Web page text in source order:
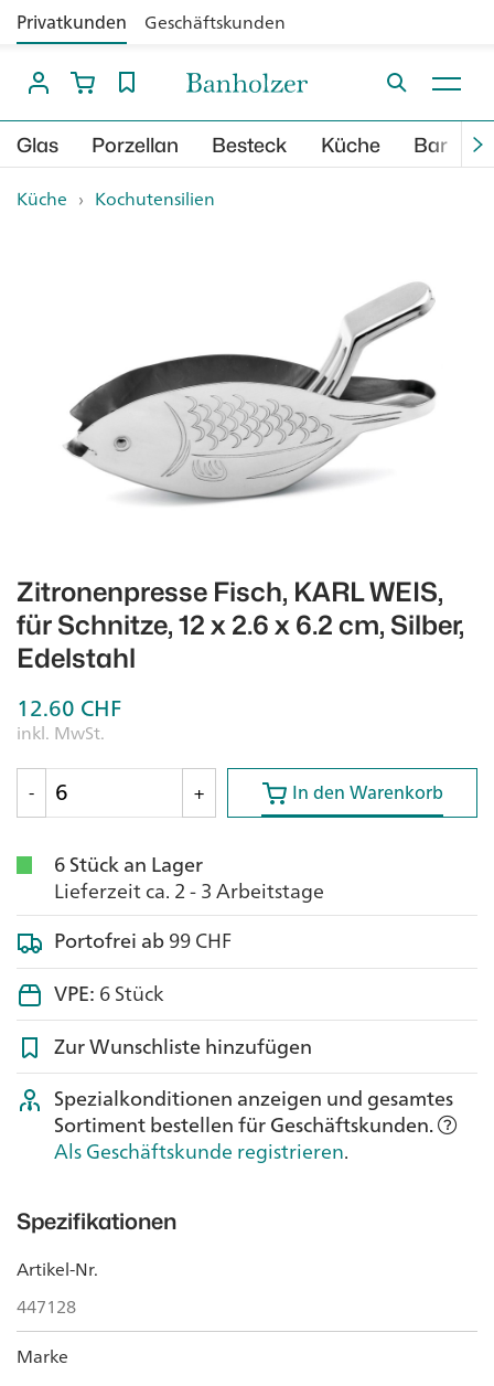
Privatkunden Geschäftskunden
Glas Porzellan Besteck Küche Bar
Küche › Kochutensilien
Zitronenpresse Fisch, KARL WEIS,
für Schnitze, 12 x 2.6 x 6.2 cm, Silber,
Edelstahl
12.60 CHF
inkl. MwSt.
-
+ In den Warenkorb
In den Warenkorb
6 Stück an Lager
Lieferzeit ca. 2 - 3 Arbeitstage
Portofrei ab99 CHF
VPE:6 Stück
Zur Wunschliste hinzufügen
Spezialkonditionen anzeigen und gesamtes
Sortiment bestellen für Geschäftskunden.
Als Geschäftskunde registrieren.
Spezifikationen
Artikel-Nr.
447128
Marke